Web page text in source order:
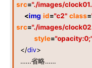
src="./images/
<img id="c2" class=
src="./images/
style=
</div>
……省略……